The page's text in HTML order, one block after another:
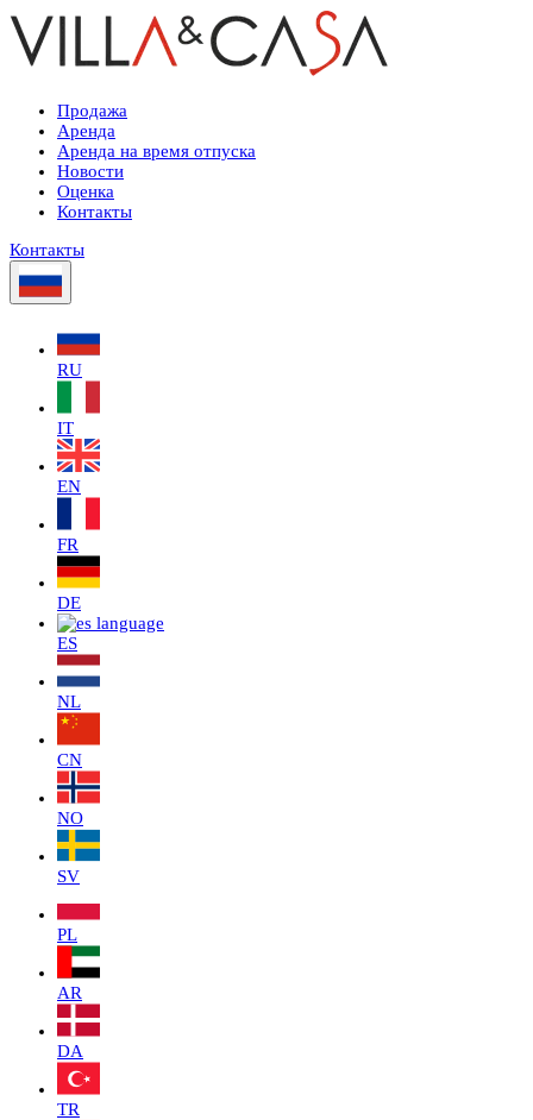
Продажа
Аренда
Аренда на время отпуска
Новости
Оценка
Контакты
Контакты
RU
IT
EN
FR
DE
ES
NL
CN
NO
SV
PL
AR
DA
TR